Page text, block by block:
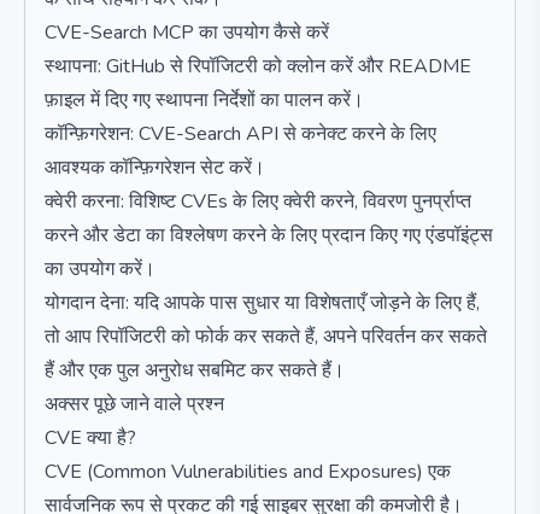
CVE-Search MCP का उपयोग कैसे करें
स्थापना: GitHub से रिपॉजिटरी को क्लोन करें और README
फ़ाइल में दिए गए स्थापना निर्देशों का पालन करें।
कॉन्फ़िगरेशन: CVE-Search API से कनेक्ट करने के लिए
आवश्यक कॉन्फ़िगरेशन सेट करें।
क्वेरी करना: विशिष्ट CVEs के लिए क्वेरी करने, विवरण पुनर्प्राप्त
करने और डेटा का विश्लेषण करने के लिए प्रदान किए गए एंडपॉइंट्स
का उपयोग करें।
योगदान देना: यदि आपके पास सुधार या विशेषताएँ जोड़ने के लिए हैं,
तो आप रिपॉजिटरी को फोर्क कर सकते हैं, अपने परिवर्तन कर सकते
हैं और एक पुल अनुरोध सबमिट कर सकते हैं।
अक्सर पूछे जाने वाले प्रश्न
CVE क्या है?
CVE (Common Vulnerabilities and Exposures) एक
सार्वजनिक रूप से प्रकट की गई साइबर सुरक्षा की कमजोरी है।